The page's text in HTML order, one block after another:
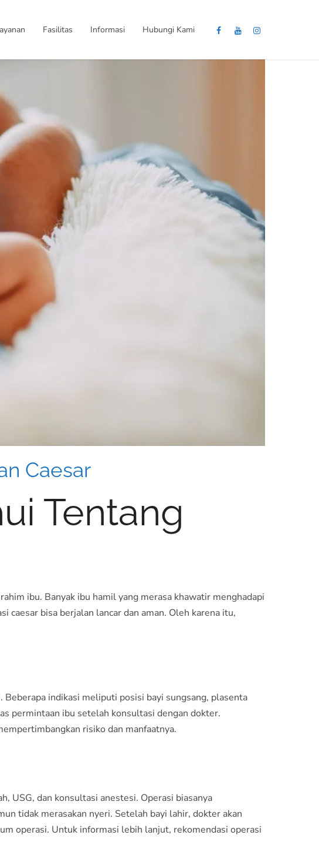
Fasilitas Informasi Hubungi Kami
Caesar
Tentang
ibu. Banyak ibu hamil yang merasa khawatir menghadapi
caesar bisa berjalan lancar dan aman. Oleh karena itu,
indikasi meliputi posisi bayi sungsang, plasenta
permintaan ibu setelah konsultasi dengan dokter.
risiko dan manfaatnya.
USG, dan konsultasi anestesi. Operasi biasanya
tidak merasakan nyeri. Setelah bayi lahir, dokter akan
operasi. Untuk informasi lebih lanjut, rekomendasi operasi